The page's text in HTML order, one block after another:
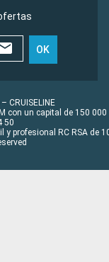
OK
CRUISELINE
con un capital de 150 000
50
profesional RC RSA de